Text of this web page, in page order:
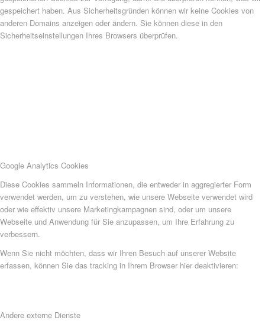
gespeichert haben. Aus Sicherheitsgründen können wir keine Cookies von
anderen Domains anzeigen oder ändern. Sie können diese in den
Sicherheitseinstellungen Ihres Browsers überprüfen.
Google Analytics Cookies
Diese Cookies sammeln Informationen, die entweder in aggregierter Form
verwendet werden, um zu verstehen, wie unsere Webseite verwendet wird
oder wie effektiv unsere Marketingkampagnen sind, oder um unsere
Webseite und Anwendung für Sie anzupassen, um Ihre Erfahrung zu
verbessern.
Wenn Sie nicht möchten, dass wir Ihren Besuch auf unserer Website
erfassen, können Sie das tracking in Ihrem Browser hier deaktivieren:
Andere externe Dienste